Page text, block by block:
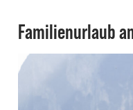
Familienurlaub